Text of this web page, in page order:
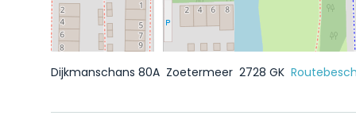
Dijkmanschans 80A Zoetermeer 2728 GK